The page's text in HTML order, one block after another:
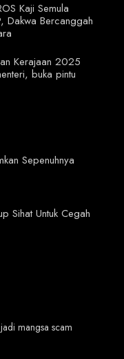
Kaji Semula
Dakwa Bercanggah
Kerajaan 2025
buka pintu
Sepenuhnya
Sihat Untuk Cegah
mangsa scam